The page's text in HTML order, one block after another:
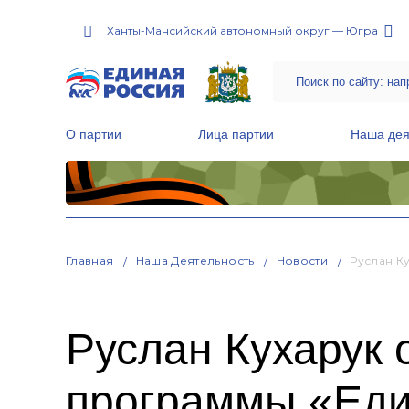
Ханты-Мансийский автономный округ — Югра
О партии Лица партии Наша
Главная Наша Деятельность Новости Руслан
Руслан